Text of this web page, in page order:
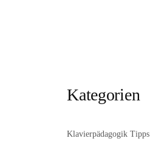
Kategorien
Klavierpädagogik Tipps